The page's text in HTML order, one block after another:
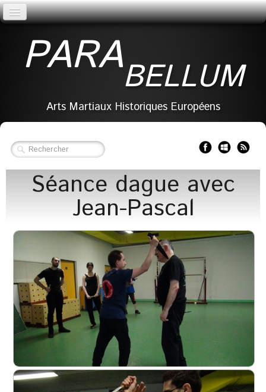
Association
Docs
Galerie
PARABELLUM
Arts Martiaux Historiques Européens
Séance dague avec
Jean-Pascal